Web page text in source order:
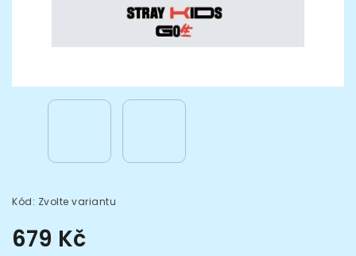
Kód: Zvolte variantu
679 Kč